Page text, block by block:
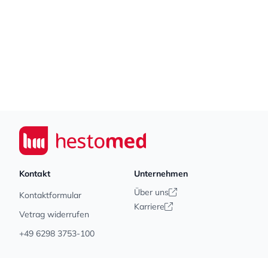
Seiwert GmbH
Kontakt
Kontaktformular
Vetrag widerrufen
+49 6298 3753-100
Unternehmen
Über uns
Karriere